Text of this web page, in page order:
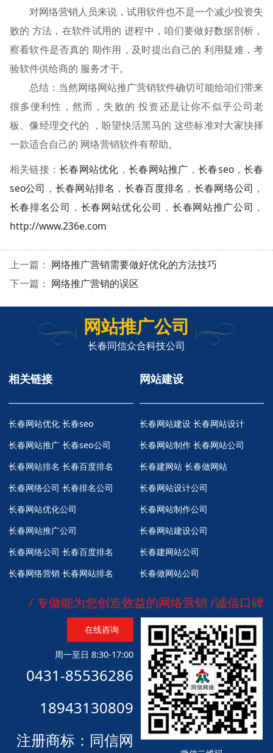
对网络营销人员来说，试用软件也不是一个减少投资失
败的 方法，在软件试用的 进程中，咱们要做好数据剖析，
察看软件是否真的 期作用，及时提出自己的 利用疑难，考
验软件供给商的 服务才干。
总结：当然网络网站推广营销软件确切可能给咱们带来
很多便利性，然而，失败的 投资还是让你不似乎公司老
板、像经理交代的 ，盼望快活黑马的 这些标准对大家抉择
一款适合自己的 网络营销软件有帮助。
相关链接：长春网站优化 ，长春网站推广 ， 长春seo，长春
seo公司 ， 长春网站排名 ， 长春百度排名 ， 长春网络公司 ，
长春排名公司 ， 长春网站优化公司 ， 长春网站推广公司 ，
http://www.236e.com
上一篇： 网络推广营销需要做好优化的方法技巧
下一篇： 网络推广营销的误区
网站推广公司
长春同信众合科技公司
相关链接
长春网站优化 长春seo
长春网站推广 长春seo公司
长春网站排名 长春百度排名
长春网络公司 长春排名公司
长春网站优化公司
长春网站推广公司
长春网络公司 长春百度排名
长春网络营销 长春网站排名
网站建设
长春网站建设 长春网站设计
长春网站制作 长春网站公司
长春建网站 长春做网站
长春网站设计公司
长春网站制作公司
长春网站建设公司
长春建网站公司
长春做网站公司
/ 专做能为您创造效益的网络营销 /诚信口碑
在线咨询
周一至日 8:30-17:00
0431-85536286
18943130809
注册商标：同信网